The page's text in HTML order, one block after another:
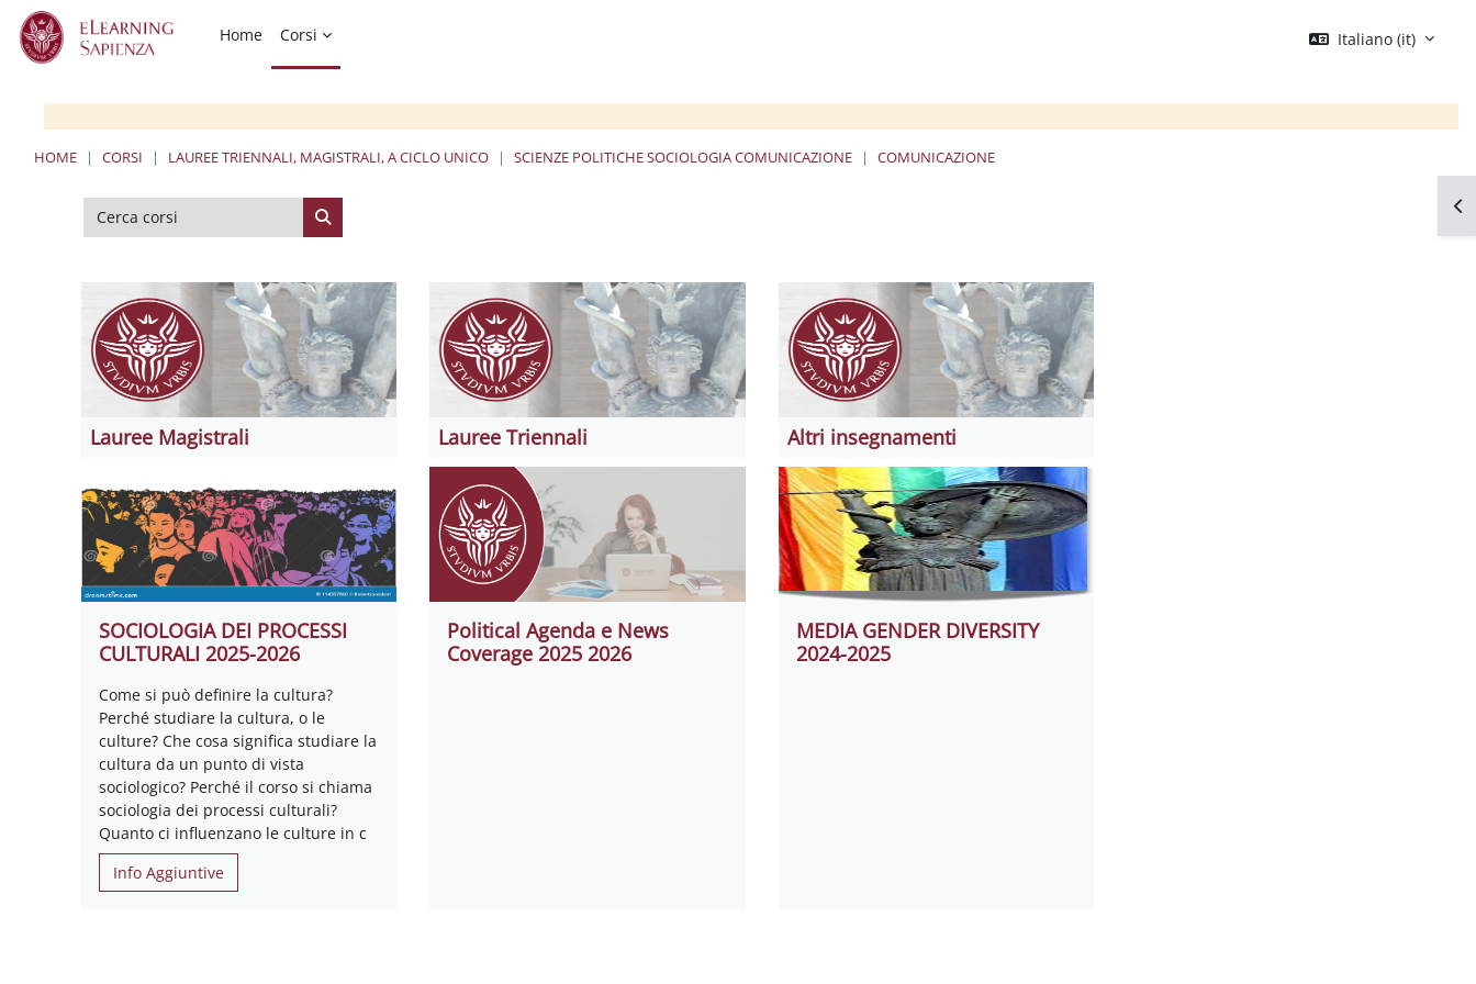
Vai al contenuto principale
Home
Corsi Italiano ‎(it)‎
HOME CORSI LAUREE TRIENNALI, MAGISTRALI, A CICLO UNICO SCIENZE POLITICHE SOCIOLOGIA COMUNICAZIONE COMUNICAZIONE
Cerca corsi
Cerca corsi
Lauree Magistrali Lauree Triennali Altri insegnamenti
SOCIOLOGIA DEI PROCESSI
CULTURALI 2025-2026
Come si può definire la cultura?
Perché studiare la cultura, o le
culture? Che cosa significa studiare la
cultura da un punto di vista
sociologico? Perché il corso si chiama
sociologia dei processi culturali?
Quanto ci influenzano le culture in c
Info Aggiuntive
Political Agenda e News
Coverage 2025 2026
MEDIA GENDER DIVERSITY
2024-2025